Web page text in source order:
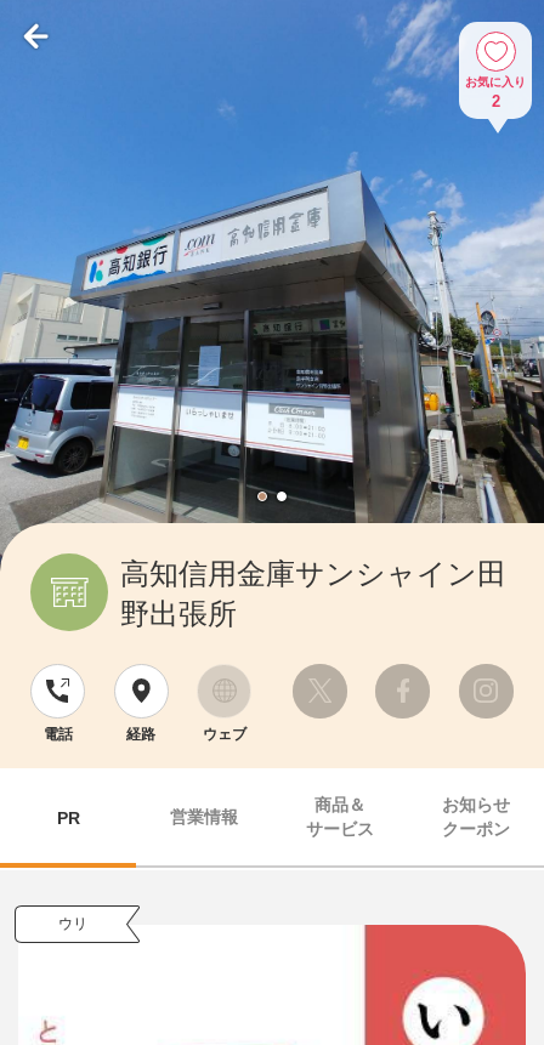
お気に入り
2
高知信用金庫サンシャイン田
野出張所
電話 経路 ウェブ
PR 営業情報
商品＆
サービス
お知らせ
クーポン
ウリ